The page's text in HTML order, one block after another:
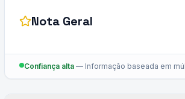
Nota Geral
Confiança alta — Informação baseada em